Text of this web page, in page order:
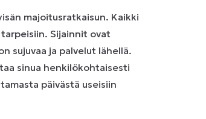
majoitusratkaisun. Kaikki
Sijainnit ovat
sujuvaa ja palvelut lähellä.
sinua henkilökohtaisesti
päivästä useisiin